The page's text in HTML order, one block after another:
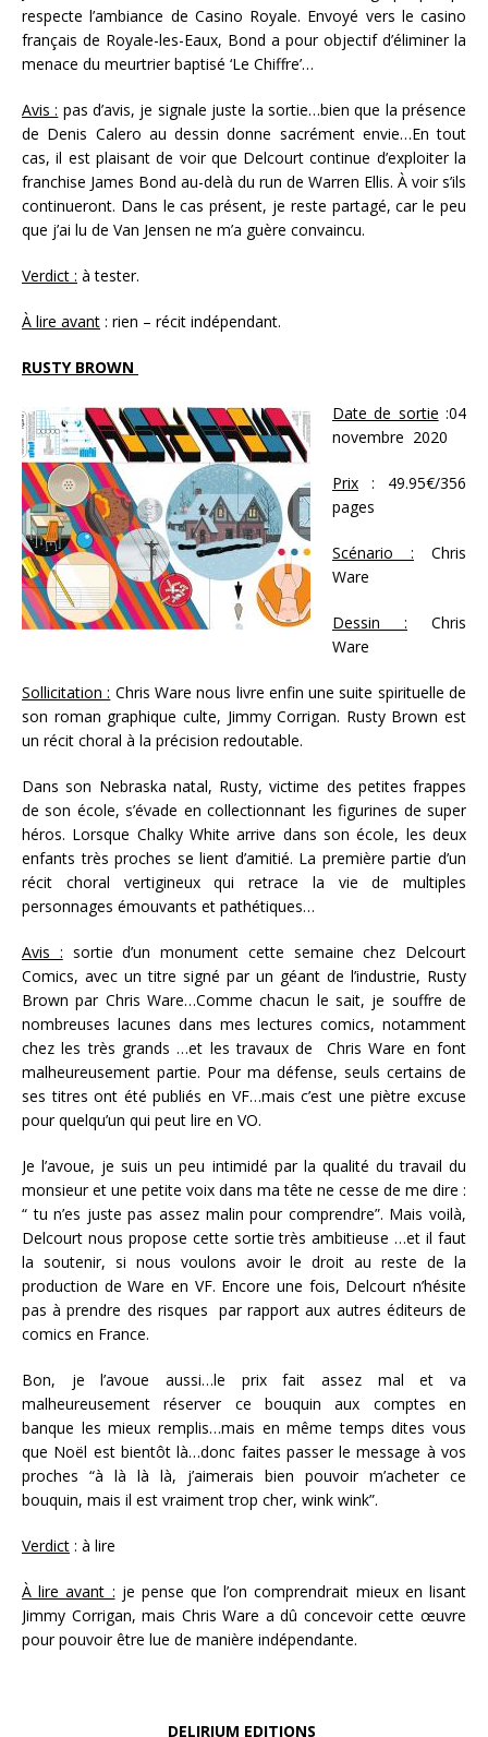
respecte l’ambiance de Casino Royale. Envoyé vers le casino
français de Royale-les-Eaux, Bond a pour objectif d’éliminer la
menace du meurtrier baptisé ‘Le Chiffre’…
Avis : pas d’avis, je signale juste la sortie…bien que la présence
de Denis Calero au dessin donne sacrément envie…En tout
cas, il est plaisant de voir que Delcourt continue d’exploiter la
franchise James Bond au-delà du run de Warren Ellis. À voir s’ils
continueront. Dans le cas présent, je reste partagé, car le peu
que j’ai lu de Van Jensen ne m’a guère convaincu.
Verdict : à tester.
À lire avant : rien – récit indépendant.
RUSTY BROWN
Date de sortie :04
novembre 2020
Prix : 49.95€/356
pages
Scénario : Chris
Ware
Dessin : Chris
Ware
Sollicitation : Chris Ware nous livre enfin une suite spirituelle de
son roman graphique culte, Jimmy Corrigan. Rusty Brown est
un récit choral à la précision redoutable.
Dans son Nebraska natal, Rusty, victime des petites frappes
de son école, s’évade en collectionnant les figurines de super
héros. Lorsque Chalky White arrive dans son école, les deux
enfants très proches se lient d’amitié. La première partie d’un
récit choral vertigineux qui retrace la vie de multiples
personnages émouvants et pathétiques…
Avis : sortie d’un monument cette semaine chez Delcourt
Comics, avec un titre signé par un géant de l’industrie, Rusty
Brown par Chris Ware…Comme chacun le sait, je souffre de
nombreuses lacunes dans mes lectures comics, notamment
chez les très grands …et les travaux de Chris Ware en font
malheureusement partie. Pour ma défense, seuls certains de
ses titres ont été publiés en VF…mais c’est une piètre excuse
pour quelqu’un qui peut lire en VO.
Je l’avoue, je suis un peu intimidé par la qualité du travail du
monsieur et une petite voix dans ma tête ne cesse de me dire :
“ tu n’es juste pas assez malin pour comprendre”. Mais voilà,
Delcourt nous propose cette sortie très ambitieuse …et il faut
la soutenir, si nous voulons avoir le droit au reste de la
production de Ware en VF. Encore une fois, Delcourt n’hésite
pas à prendre des risques par rapport aux autres éditeurs de
comics en France.
Bon, je l’avoue aussi…le prix fait assez mal et va
malheureusement réserver ce bouquin aux comptes en
banque les mieux remplis…mais en même temps dites vous
que Noël est bientôt là…donc faites passer le message à vos
proches “à là là là, j’aimerais bien pouvoir m’acheter ce
bouquin, mais il est vraiment trop cher, wink wink”.
Verdict : à lire
À lire avant : je pense que l’on comprendrait mieux en lisant
Jimmy Corrigan, mais Chris Ware a dû concevoir cette œuvre
pour pouvoir être lue de manière indépendante.
DELIRIUM EDITIONS